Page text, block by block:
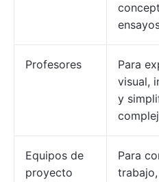
Profesores
Para
visual,
y
Equipos de
proyecto
Para